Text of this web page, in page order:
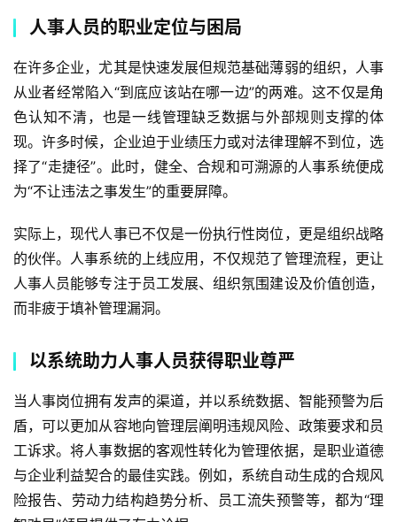
人事人员的职业定位与困局
在许多企业，尤其是快速发展但规范基础薄弱的组织，人事
从业者经常陷入“到底应该站在哪一边”的两难。这不仅是角
色认知不清，也是一线管理缺乏数据与外部规则支撑的体
现。许多时候，企业迫于业绩压力或对法律理解不到位，选
择了“走捷径”。此时，健全、合规和可溯源的人事系统便成
为“不让违法之事发生”的重要屏障。
实际上，现代人事已不仅是一份执行性岗位，更是组织战略
的伙伴。人事系统的上线应用，不仅规范了管理流程，更让
人事人员能够专注于员工发展、组织氛围建设及价值创造，
而非疲于填补管理漏洞。
以系统助力人事人员获得职业尊严
当人事岗位拥有发声的渠道，并以系统数据、智能预警为后
盾，可以更加从容地向管理层阐明违规风险、政策要求和员
工诉求。将人事数据的客观性转化为管理依据，是职业道德
与企业利益契合的最佳实践。例如，系统自动生成的合规风
险报告、劳动力结构趋势分析、员工流失预警等，都为“理